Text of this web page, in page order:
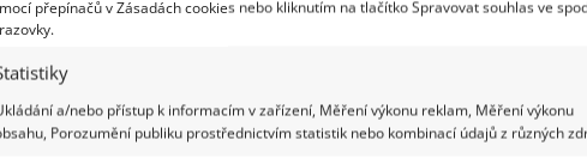
přepínačů v Zásadách cookies nebo kliknutím na tlačítko Spravovat souhlas ve
a/nebo přístup k informacím v zařízení, Měření výkonu reklam, Měření výkonu
Porozumění publiku prostřednictvím statistik nebo kombinací údajů z různých
barvu nebo ztratit lesk.
mít puncovní značku, neboť puncování drahých kovů
až od 50. let minulého století. V takovém